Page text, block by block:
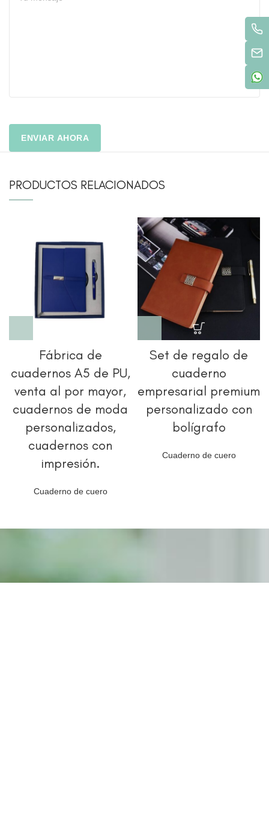
PRODUCTOS RELACIONADOS
Fábrica de
cuadernos A5 de PU,
venta al por mayor,
cuadernos de moda
personalizados,
cuadernos con
impresión.
Cuaderno de cuero
Set de regalo de
cuaderno
empresarial premium
personalizado con
bolígrafo
Cuaderno de cuero